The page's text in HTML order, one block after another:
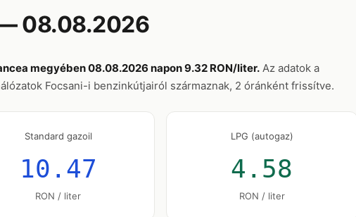
08.08.2026
megyében 08.08.2026 napon 9.32 RON/liter. Az adatok a
Focsani-i benzinkútjairól származnak, 2 óránként frissítve.
Standard gazoil
10.47
RON / liter
LPG (autogaz)
4.58
RON / liter